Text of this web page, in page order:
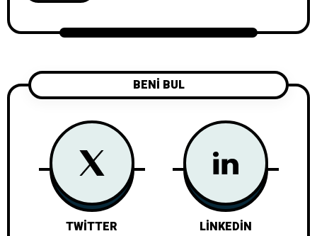
BENİ BUL
TWITTER LINKEDIN